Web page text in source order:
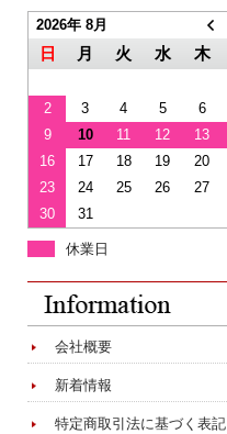
2026年 8月
日 月 火 水 木
2
3 4 5 6
9
10 11 12 13
16
17 18 19 20
23
24 25 26 27
30
31
休業日
会社概要
新着情報
特定商取引法に基づく表記